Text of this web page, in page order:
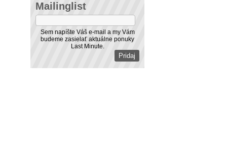
Mailinglist
Sem napíšte Váš e-mail a my Vám
budeme zasielať aktuálne ponuky
Last Minute.